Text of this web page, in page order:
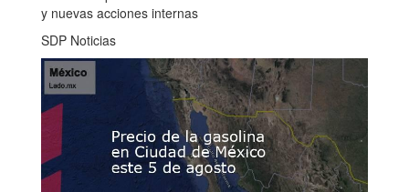
y nuevas acciones internas
SDP Noticias